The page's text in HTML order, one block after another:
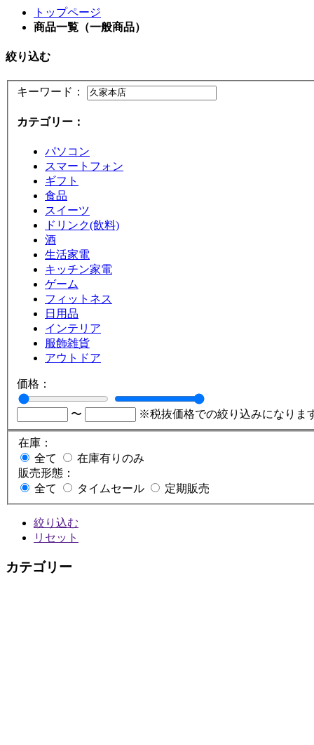
トップページ
商品一覧（一般商品）
絞り込む
キーワード：
カテゴリー：
パソコン
スマートフォン
ギフト
食品
スイーツ
ドリンク(飲料)
酒
生活家電
キッチン家電
ゲーム
フィットネス
日用品
インテリア
服飾雑貨
アウトドア
価格：
〜 ※税抜価格での絞り込みになりま
在庫：
全て
在庫有りのみ
販売形態：
全て
タイムセール 定期販売
絞り込む
リセット
カテゴリー